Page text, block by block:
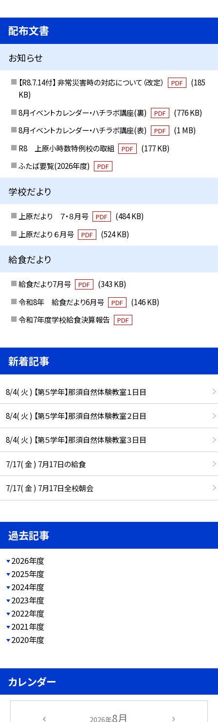
配布文書
お知らせ
【R8.7.14付】 非常災害時の対応について（改定） PDF
(185
KB)
8月イベントカレンダー・ハチラボ講座(裏)
PDF
(776 KB)
8月イベントカレンダー・ハチラボ講座(表)
PDF
(1 MB)
R8 上原小時数特例校の取組
PDF
(177 KB)
ふたば要覧(2026年度)
PDF
学校だより
上原だより ７・８月号 PDF
(484 KB)
上原だより ６月号
PDF (524 KB)
給食だより
給食だより7月号 PDF
(343 KB)
令和8年 給食だより6月号
PDF
(146 KB)
令和7年度学校給食決算報告
PDF
新着記事
8/4( 火 ) 【第５学年】那須自然体験教室１日目
8/4( 火 ) 【第５学年】那須自然体験教室２日目
8/4( 火 ) 【第５学年】那須自然体験教室３日目
7/17( 金 ) 7月17日の給食
7/17( 金 ) 7月17日全校朝会
過去記事
2026年度
2025年度
2024年度
2023年度
2022年度
2021年度
2020年度
カレンダー
2026年8月